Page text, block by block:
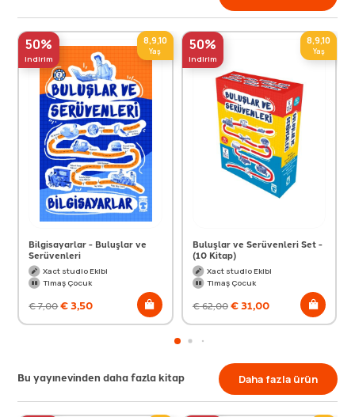
50%
indirim
8,9,10
Yaş
Bilgisayarlar - Buluşlar ve
Serüvenleri
Xact studio Ekibi
Timaş Çocuk
€7,00€ 3,50
50%
indirim
8,9,10
Yaş
Buluşlar ve Serüvenleri Set -
(10 Kitap)
Xact studio Ekibi
Timaş Çocuk
€62,00€31,00
Bu yayınevinden daha fazla kitap Daha fazla ürün